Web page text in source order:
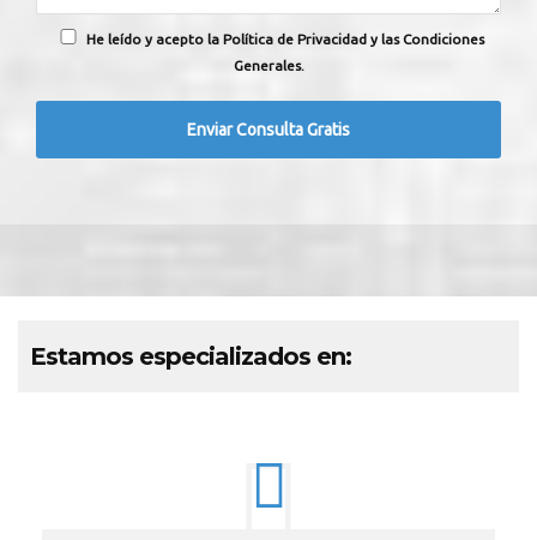
He leído y acepto la Política de Privacidad y las Condiciones
Generales.
Estamos especializados en: